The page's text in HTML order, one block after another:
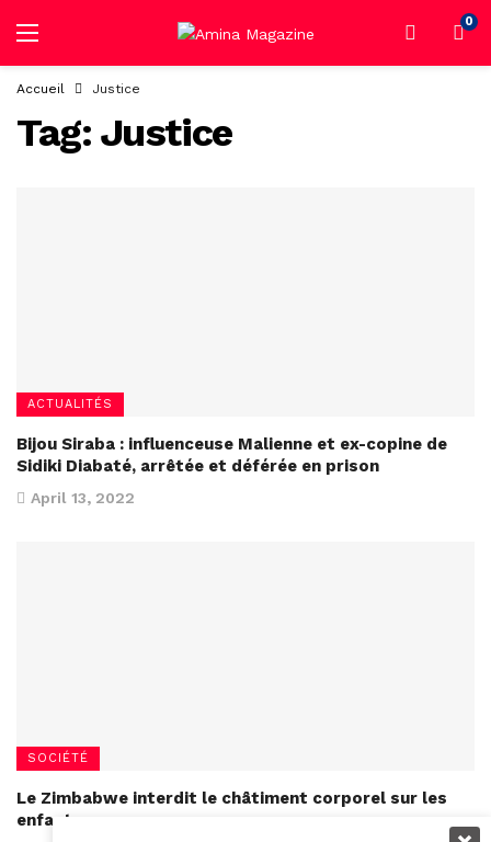
0
Accueil Justice
Tag: Justice
ACTUALITÉS
Bijou Siraba : influenceuse Malienne et ex-copine de
Sidiki Diabaté, arrêtée et déférée en prison
April 13, 2022
SOCIÉTÉ
Le Zimbabwe interdit le châtiment corporel sur les
enfants